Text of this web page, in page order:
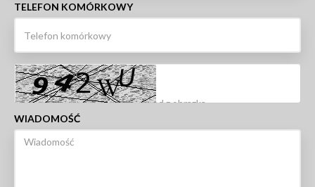
TELEFON KOMÓRKOWY
WIADOMOŚĆ